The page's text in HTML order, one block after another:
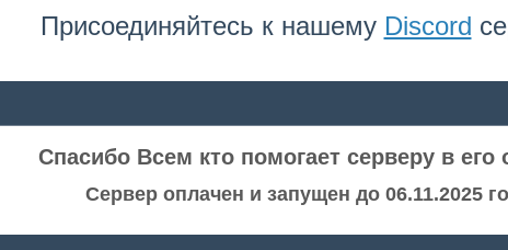
Присоединяйтесь к нашему Discord
Спасибо Всем кто помогает серверу в его
Сервер оплачен и запущен до 06.11.2025